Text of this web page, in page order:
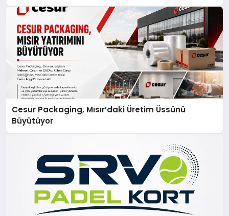
Cesur Packaging, Mısır’daki Üretim Üssünü
Büyütüyor